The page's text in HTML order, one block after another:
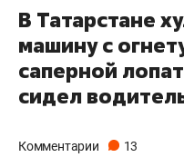
В Татарстане
машину с
саперной
сидел
Комментарии 13